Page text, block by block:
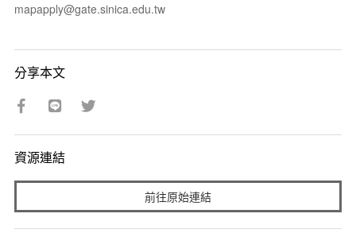
mapapply@gate.sinica.edu.tw
分享本文
資源連結
前往原始連結